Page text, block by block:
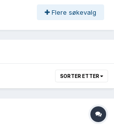
Flere søkevalg
SORTER ETTER